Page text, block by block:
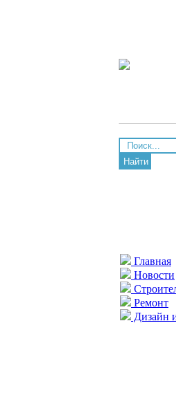
Найти
Главная
Новости
Ремонт
Дизайн